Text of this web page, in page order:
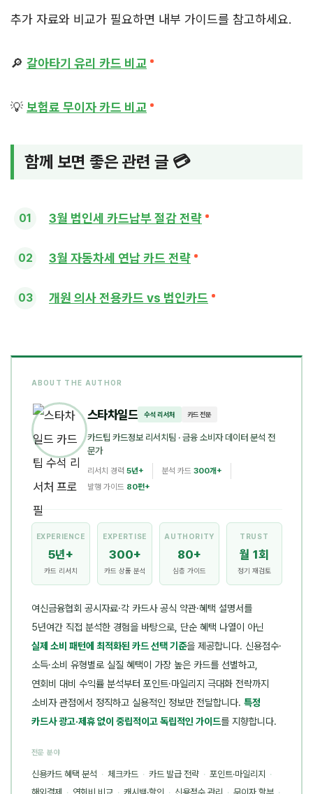
추가 자료와 비교가 필요하면 내부 가이드를 참고하세요.
🔎 갈아타기 유리 카드 비교
💡 보험료 무이자 카드 비교
함께 보면 좋은 관련 글 💳
3월 법인세 카드납부 절감 전략
3월 자동차세 연납 카드 전략
개원 의사 전용카드 vs 법인카드
ABOUT THE AUTHOR
스타차일드 수석 리서처 카드 전문
카드팁 카드정보 리서치팀 · 금융 소비자 데이터 분석 전
문가
리서치 경력 5년+ 분석 카드 300개+
발행 가이드 80편+
EXPERIENCE
5년+
카드 리서치
EXPERTISE
300+
카드 상품 분석
AUTHORITY
80+
심층 가이드
TRUST
월 1회
정기 재검토
여신금융협회 공시자료·각 카드사 공식 약관·혜택 설명서를
5년여간 직접 분석한 경험을 바탕으로, 단순 혜택 나열이 아닌
실제 소비 패턴에 최적화된 카드 선택 기준을 제공합니다. 신용점수·
소득·소비 유형별로 실질 혜택이 가장 높은 카드를 선별하고,
연회비 대비 수익률 분석부터 포인트·마일리지 극대화 전략까지
소비자 관점에서 정직하고 실용적인 정보만 전달합니다. 특정
카드사 광고·제휴 없이 중립적이고 독립적인 가이드를 지향합니다.
전문 분야
신용카드 혜택 분석 · 체크카드 · 카드 발급 전략 · 포인트·마일리지 ·